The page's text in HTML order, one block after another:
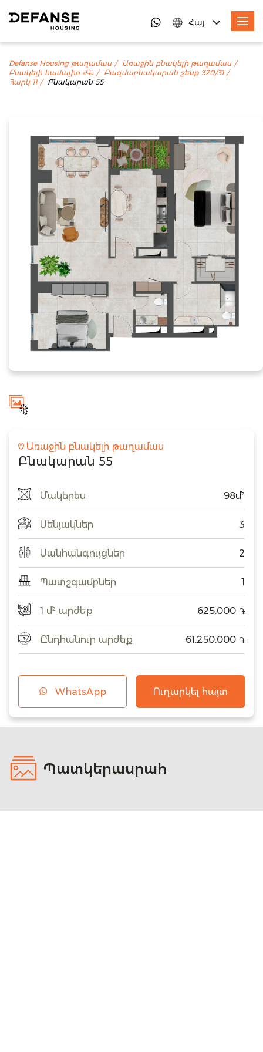
Հայ
Defanse Housing թաղամաս
Առաջին բնակելի թաղամաս
Բնակելի համալիր «Գ»
Բազմաբնակարան շենք 320/31
Հարկ 11
Բնակարան 55
Առաջին բնակելի թաղամաս
Բնակարան 55
Մակերես 98մ²
Սենյակներ 3
Սանհանգույցներ 2
Պատշգամբներ 1
1 մ² արժեք 625.000 ֏
Ընդհանուր արժեք 61.250.000 ֏
WhatsApp Ուղարկել հայտ
Պատկերասրահ